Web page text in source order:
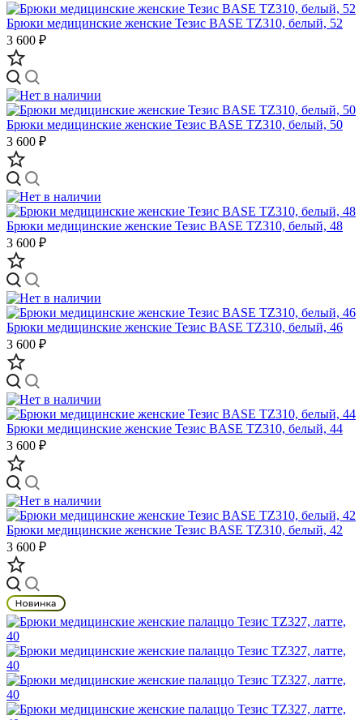
Брюки медицинские женские Тезис BASE TZ310, белый, 52
3 600 ₽
Брюки медицинские женские Тезис BASE TZ310, белый, 50
3 600 ₽
Брюки медицинские женские Тезис BASE TZ310, белый, 48
3 600 ₽
Брюки медицинские женские Тезис BASE TZ310, белый, 46
3 600 ₽
Брюки медицинские женские Тезис BASE TZ310, белый, 44
3 600 ₽
Брюки медицинские женские Тезис BASE TZ310, белый, 42
3 600 ₽